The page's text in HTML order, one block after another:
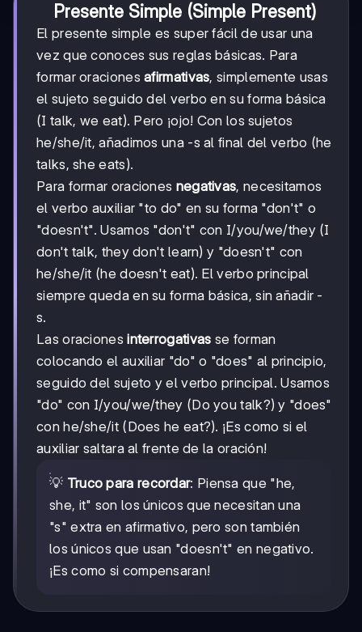
Presente Simple (Simple Present)
El presente simple es super fácil de usar una
vez que conoces sus reglas básicas. Para
formar oracionesafirmativas, simplemente usas
el sujeto seguido del verbo en su forma básica
(I talk, we eat). Pero ¡ojo! Con los sujetos
he/she/it, añadimos una -s al final del verbo (he
talks, she eats).
Para formar oraciones negativas, necesitamos
el verbo auxiliar "to do" en su forma "don't" o
"doesn't". Usamos "don't" con I/you/we/they (I
don't talk, they don't learn) y "doesn't" con
he/she/it (he doesn't eat). El verbo principal
siempre queda en su forma básica, sin añadir -
s.
Las oracionesinterrogativas se forman
colocando el auxiliar "do" o "does" al principio,
seguido del sujeto y el verbo principal. Usamos
"do" con I/you/we/they (Do you talk?) y "does"
con he/she/it (Does he eat?). ¡Es como si el
auxiliar saltara al frente de la oración!
💡 Truco para recordar: Piensa que "he,
she, it" son los únicos que necesitan una
"s" extra en afirmativo, pero son también
los únicos que usan "doesn't" en negativo.
¡Es como si compensaran!